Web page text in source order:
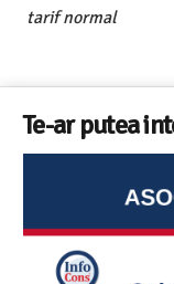
tarif normal
Te-ar putea